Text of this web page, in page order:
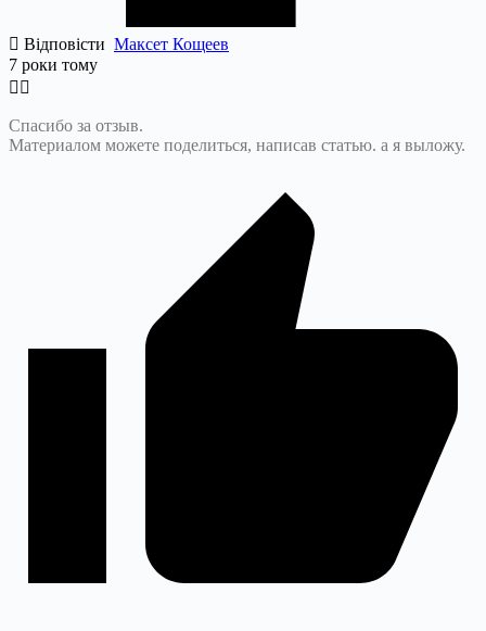
Відповісти Максет Кощеев
7 роки тому
Спасибо за отзыв.
Материалом можете поделиться, написав статью. а я выложу.